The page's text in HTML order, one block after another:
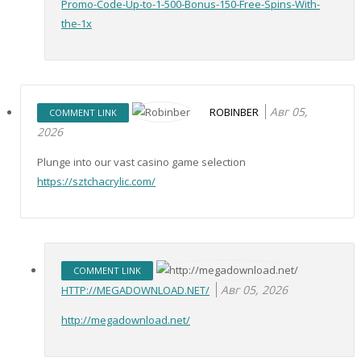
Promo-Code-Up-to-1-500-Bonus-150-Free-Spins-With-
the-1x
COMMENT LINK ROBINBER
Авг 05,
2026
Plunge into our vast casino game selection
https://sztchacrylic.com/
COMMENT LINK
HTTP://MEGADOWNLOAD.NET/ Авг 05, 2026
http://megadownload.net/